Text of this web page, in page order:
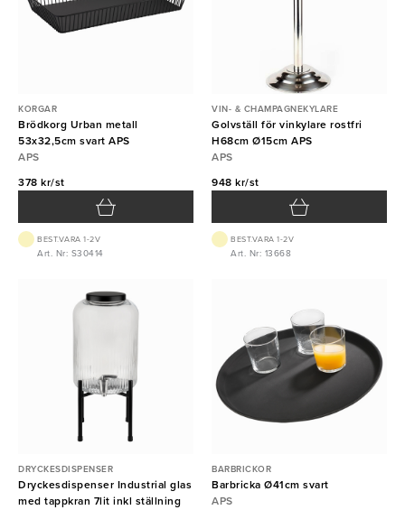
KORGAR
Brödkorg Urban metall
53x32,5cm svart APS
APS
378 kr/st
BEST.VARA 1-2V
Art. Nr: S30414
VIN- & CHAMPAGNEKYLARE
Golvställ för vinkylare rostfri
H68cm Ø15cm APS
APS
948 kr/st
BEST.VARA 1-2V
Art. Nr: 13668
DRYCKESDISPENSER
Dryckesdispenser Industrial glas
med tappkran 7lit inkl ställning
BARBRICKOR
Barbricka Ø41cm svart
APS